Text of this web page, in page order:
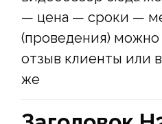
— цена — сроки —
(проведения)
отзыв клиенты или
же